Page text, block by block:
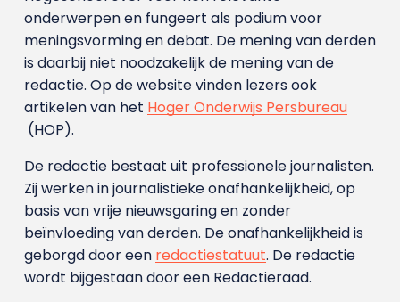
onderwerpen en fungeert als podium voor
meningsvorming en debat. De mening van derden
is daarbij niet noodzakelijk de mening van de
redactie. Op de website vinden lezers ook
artikelen van het Hoger Onderwijs Persbureau
(HOP).
De redactie bestaat uit professionele journalisten.
Zij werken in journalistieke onafhankelijkheid, op
basis van vrije nieuwsgaring en zonder
beïnvloeding van derden. De onafhankelijkheid is
geborgd door een redactiestatuut. De redactie
wordt bijgestaan door een Redactieraad.